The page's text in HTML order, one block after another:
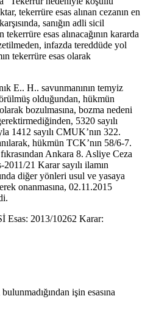
tekerrüre esas alınan cezanın en
sanığın adli sicil
esas alınacağının kararda
infazda tereddüde yol
tekerrüre esas olarak
E.. H.. savunmanının temyiz
olduğundan, hükmün
bozulmasına, bozma nedeni
5320 sayılı
1412 sayılı CMUK’nın 322.
hükmün TCK’nın 58/6-7.
Ankara 8. Asliye Ceza
21 Karar sayılı ilamın
diğer yönleri usul ve yasaya
onanmasına, 02.11.2015
2013/10262 Karar:
işin esasına